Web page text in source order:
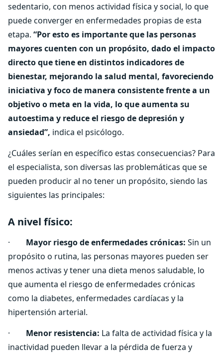
sedentario, con menos actividad física y social, lo que
puede converger en enfermedades propias de esta
etapa. “Por esto es importante que las personas
mayores cuenten con un propósito, dado el impacto
directo que tiene en distintos indicadores de
bienestar, mejorando la salud mental, favoreciendo
iniciativa y foco de manera consistente frente a un
objetivo o meta en la vida, lo que aumenta su
autoestima y reduce el riesgo de depresión y
ansiedad”, indica el psicólogo.
¿Cuáles serían en específico estas consecuencias? Para
el especialista, son diversas las problemáticas que se
pueden producir al no tener un propósito, siendo las
siguientes las principales:
A nivel físico:
· Mayor riesgo de enfermedades crónicas: Sin un
propósito o rutina, las personas mayores pueden ser
menos activas y tener una dieta menos saludable, lo
que aumenta el riesgo de enfermedades crónicas
como la diabetes, enfermedades cardíacas y la
hipertensión arterial.
· Menor resistencia: La falta de actividad física y la
inactividad pueden llevar a la pérdida de fuerza y